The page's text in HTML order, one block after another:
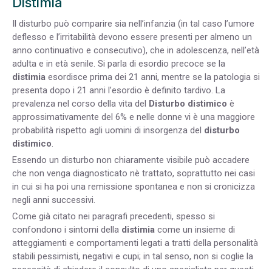
Il disturbo può comparire sia nell’infanzia (in tal caso l’umore
deflesso e l’irritabilità devono essere presenti per almeno un
anno continuativo e consecutivo), che in adolescenza, nell’età
adulta e in età senile. Si parla di esordio precoce se la
distimia esordisce prima dei 21 anni, mentre se la patologia si
presenta dopo i 21 anni l’esordio è definito tardivo. La
prevalenza nel corso della vita del Disturbo distimico è
approssimativamente del 6% e nelle donne vi è una maggiore
probabilità rispetto agli uomini di insorgenza del disturbo
distimico.
Essendo un disturbo non chiaramente visibile può accadere
che non venga diagnosticato nè trattato, soprattutto nei casi
in cui si ha poi una remissione spontanea e non si cronicizza
negli anni successivi.
Come già citato nei paragrafi precedenti, spesso si
confondono i sintomi della distimia come un insieme di
atteggiamenti e comportamenti legati a tratti della personalità
stabili pessimisti, negativi e cupi; in tal senso, non si coglie la